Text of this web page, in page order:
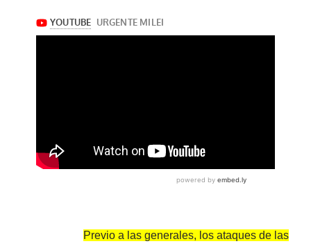
Previo a las generales, los ataques de las